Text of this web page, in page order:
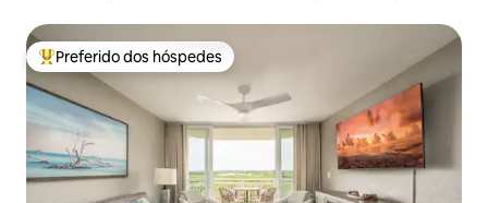
Entre os melhores preferidos dos hóspedes
Preferido dos hóspedes